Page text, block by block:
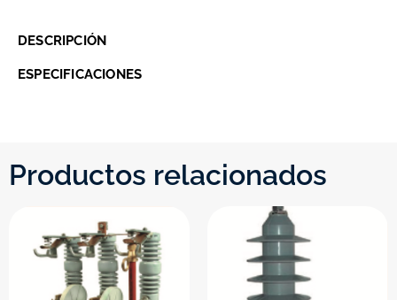
DESCRIPCIÓN
ESPECIFICACIONES
Productos relacionados